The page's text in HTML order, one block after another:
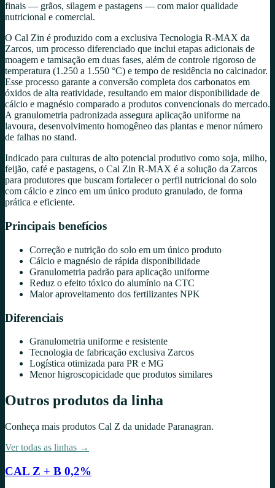
finais — grãos, silagem e pastagens — com maior qualidade
nutricional e comercial.
O Cal Zin é produzido com a exclusiva Tecnologia R-MAX da
Zarcos, um processo diferenciado que inclui etapas adicionais de
moagem e tamisação em duas fases, além de controle rigoroso de
temperatura (1.250 a 1.550 °C) e tempo de residência no calcinador.
Esse processo garante a conversão completa dos carbonatos em
óxidos de alta reatividade, resultando em maior disponibilidade de
cálcio e magnésio comparado a produtos convencionais do mercado.
A granulometria padronizada assegura aplicação uniforme na
lavoura, desenvolvimento homogêneo das plantas e menor número
de falhas no stand.
Indicado para culturas de alto potencial produtivo como soja, milho,
feijão, café e pastagens, o Cal Zin R-MAX é a solução da Zarcos
para produtores que buscam fortalecer o perfil nutricional do solo
com cálcio e zinco em um único produto granulado, de forma
prática e eficiente.
Principais benefícios
Correção e nutrição do solo em um único produto
Cálcio e magnésio de rápida disponibilidade
Granulometria padrão para aplicação uniforme
Reduz o efeito tóxico do alumínio na CTC
Maior aproveitamento dos fertilizantes NPK
Diferenciais
Granulometria uniforme e resistente
Tecnologia de fabricação exclusiva Zarcos
Logística otimizada para PR e MG
Menor higroscopicidade que produtos similares
Outros produtos da linha
Conheça mais produtos Cal Z da unidade Paranagran.
Ver todas as linhas →
CAL Z + B 0,2%